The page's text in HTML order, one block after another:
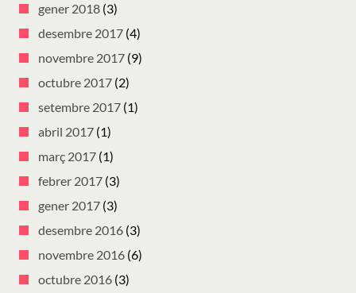
gener 2018 (3)
desembre 2017 (4)
novembre 2017 (9)
octubre 2017 (2)
setembre 2017 (1)
abril 2017 (1)
març 2017 (1)
febrer 2017 (3)
gener 2017 (3)
desembre 2016 (3)
novembre 2016 (6)
octubre 2016 (3)